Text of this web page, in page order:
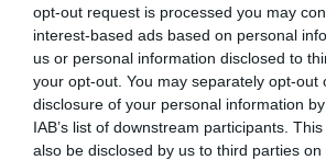
opt-out request is processed you may
interest-based ads based on personal
us or personal information disclosed to
your opt-out. You may separately opt-out
disclosure of your personal information
IAB’s list of downstream participants.
also be disclosed by us to third parties on
ΟΛΕΣ ΟΙ ΕΙΔΗΣΕΙΣ →
διαβάστε ακόμη